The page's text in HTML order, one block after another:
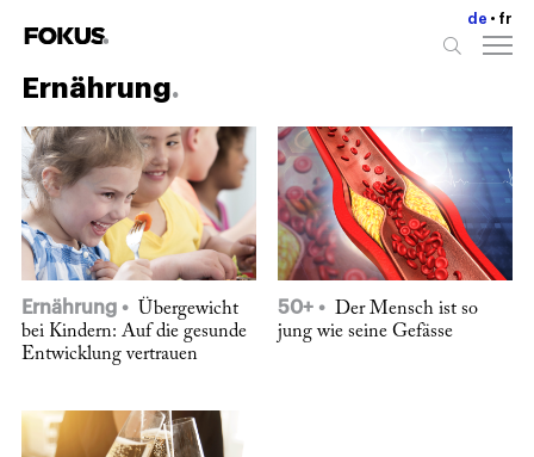
de fr
Ernährung
Ernährung
Übergewicht
bei Kindern: Auf die gesunde
Entwicklung vertrauen
50+
Der Mensch ist so
jung wie seine Gefässe